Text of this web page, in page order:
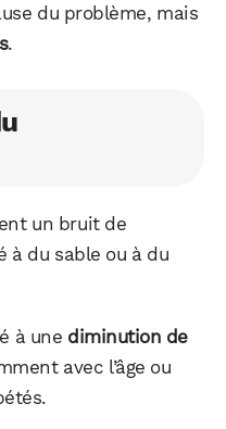
du problème, mais
.
un bruit de
du sable ou à du
à une diminution de
avec l’âge ou